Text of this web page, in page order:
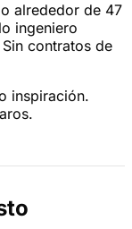
alrededor de 47
ingeniero
contratos de
inspiración.